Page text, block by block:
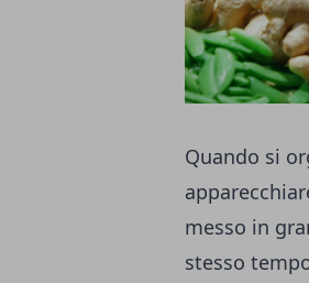
Quando si
messo in
stesso